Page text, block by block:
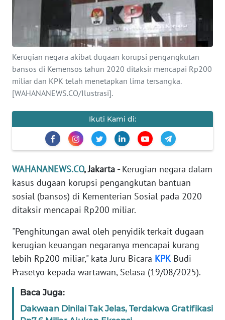
Kerugian negara akibat dugaan korupsi pengangkutan
bansos di Kemensos tahun 2020 ditaksir mencapai Rp200
miliar dan KPK telah menetapkan lima tersangka.
[WAHANANEWS.CO/Ilustrasi].
Ikuti Kami di:
WAHANANEWS.CO, Jakarta -Kerugian negara dalam
kasus dugaan korupsi pengangkutan bantuan
sosial (bansos) di Kementerian Sosial pada 2020
ditaksir mencapai Rp200 miliar.
"Penghitungan awal oleh penyidik terkait dugaan
kerugian keuangan negaranya mencapai kurang
lebih Rp200 miliar," kata Juru Bicara KPKBudi
Prasetyo kepada wartawan, Selasa (19/08/2025).
Baca Juga:
Dakwaan Dinilai Tak Jelas, Terdakwa Gratifikasi
INTERNASIONAL
SERBA-SERBI
PENDIDIKAN
OLAHRAGA
EDITORIAL
Informasi
INDEKS
BERITA
KONTAK
KAMI
INFO
TENTANG
KAMI